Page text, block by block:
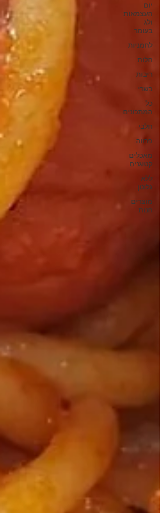
יום
העצמאות
ולג
בעומר
לחמניות
חלות
ריבות
בשרי
כל
המתכונים
חלבי
פרווה
מאכלים
קטוגנים
ללא
גלוטן
מוצרים
חנות